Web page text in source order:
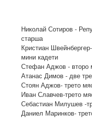
Николай Сотиров -
старша
Кристиан
мини кадети
Стефан Аджов - второ
Атанас Димов - две
Стоян Аджов- трето
Иван Славчев-трето
Себастиан Милушев -
Даниел Маринков-